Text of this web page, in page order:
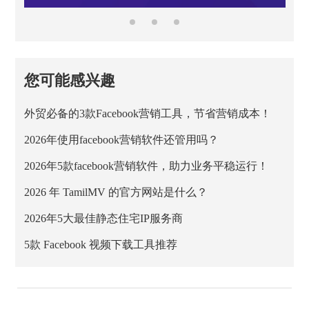
您可能感兴趣
外贸必备的3款Facebook营销工具，节省营销成本！
2026年使用facebook营销软件还管用吗？
2026年5款facebook营销软件，助力业务平稳运行！
2026 年 TamilMV 的官方网站是什么？
2026年5大最佳静态住宅IP服务商
5款 Facebook 视频下载工具推荐